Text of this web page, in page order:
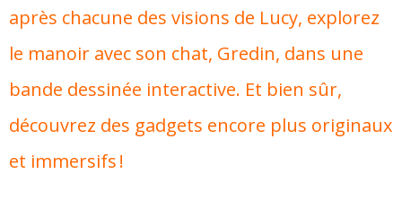
après chacune des visions de Lucy, explorez
le manoir avec son chat, Gredin, dans une
bande dessinée interactive. Et bien sûr,
découvrez des gadgets encore plus originaux
et immersifs !